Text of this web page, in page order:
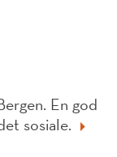
En god
sosiale.